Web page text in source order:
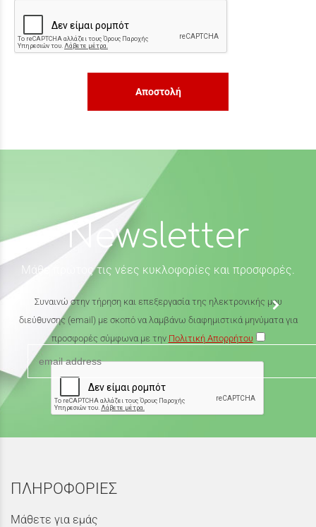
Αποστολή
Newsletter
Μάθε πρώτος τις νέες κυκλοφορίες και προσφορές.
Συναινώ στην τήρηση και επεξεργασία της ηλεκτρονικής μου
διεύθυνσης (email) με σκοπό να λαμβάνω διαφημιστικά μηνύματα για
προσφορές σύμφωνα με την Πολιτική Απορρήτου
ΠΛΗΡΟΦΟΡΙΕΣ
Μάθετε για εμάς